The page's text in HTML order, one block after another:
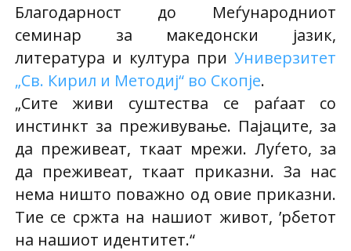
Благодарност до Меѓународниот
семинар за македонски јазик,
литература и култура приУниверзитет
„Св. Кирил и Методиј“ во Скопје.
„Сите живи суштества се раѓаат со
инстинкт за преживување. Пајаците, за
да преживеат, ткаат мрежи. Луѓето, за
да преживеат, ткаат приказни. За нас
нема ништо поважно од овие приказни.
Тие се сржта на нашиот живот, ’рбетот
на нашиот идентитет.“